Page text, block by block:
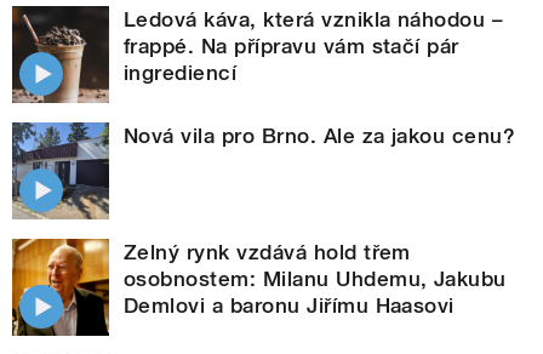
Ledová káva, která vznikla náhodou –
frappé. Na přípravu vám stačí pár
ingrediencí
Nová vila pro Brno. Ale za jakou cenu?
Zelný rynk vzdává hold třem
osobnostem: Milanu Uhdemu, Jakubu
Demlovi a baronu Jiřímu Haasovi